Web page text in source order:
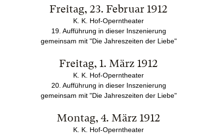
Freitag, 23. Februar 1912
K. K. Hof-Operntheater
19. Aufführung in dieser Inszenierung
gemeinsam mit "Die Jahreszeiten der Liebe"
Freitag, 1. März 1912
K. K. Hof-Operntheater
20. Aufführung in dieser Inszenierung
gemeinsam mit "Die Jahreszeiten der Liebe"
Montag, 4. März 1912
K. K. Hof-Operntheater